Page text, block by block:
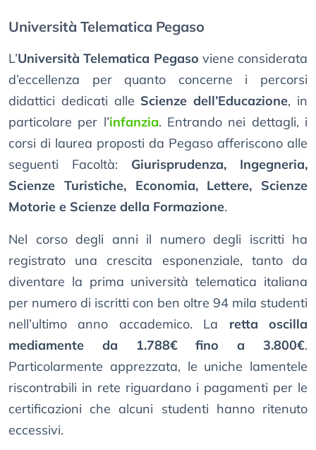
Università Telematica Pegaso
L’Università Telematica Pegaso viene considerata
d’eccellenza per quanto concerne i percorsi
didattici dedicati alle Scienze dell’Educazione, in
particolare per l’infanzia. Entrando nei dettagli, i
corsi di laurea proposti da Pegaso afferiscono alle
seguenti Facoltà: Giurisprudenza, Ingegneria,
Scienze Turistiche, Economia, Lettere, Scienze
Motorie e Scienze della Formazione.
Nel corso degli anni il numero degli iscritti ha
registrato una crescita esponenziale, tanto da
diventare la prima università telematica italiana
per numero di iscritti con ben oltre 94 mila studenti
nell’ultimo anno accademico. La retta oscilla
mediamente da 1.788€ fino a 3.800€.
Particolarmente apprezzata, le uniche lamentele
riscontrabili in rete riguardano i pagamenti per le
certificazioni che alcuni studenti hanno ritenuto
eccessivi.